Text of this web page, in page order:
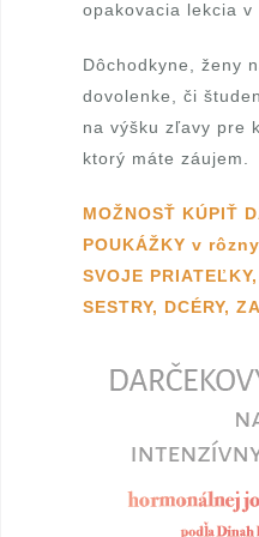
t
i
k
v
á
opakovacia lekcia
Dôchodkyne, ženy
dovolenke, či
na výšku zľavy pre
ktorý máte záujem.
MOŽNOSŤ KÚPIŤ
POUKÁŽKY v
SVOJE
SESTRY, DCÉRY,